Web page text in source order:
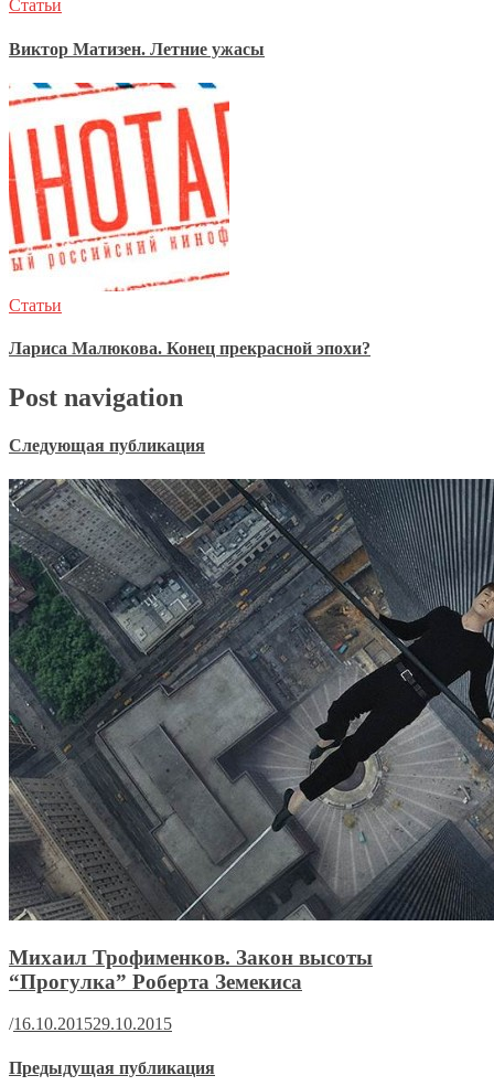
Статьи
Виктор Матизен. Летние ужасы
Статьи
Лариса Малюкова. Конец прекрасной эпохи?
Post navigation
Следующая публикация
Михаил Трофименков. Закон высоты
“Прогулка” Роберта Земекиса
/16.10.201529.10.2015
Предыдущая публикация